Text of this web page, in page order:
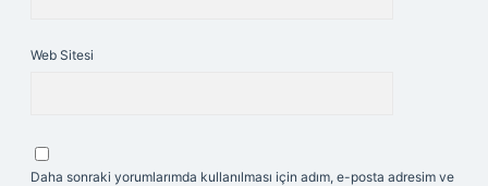
Web Sitesi
Daha sonraki yorumlarımda kullanılması için adım, e-posta adresim ve